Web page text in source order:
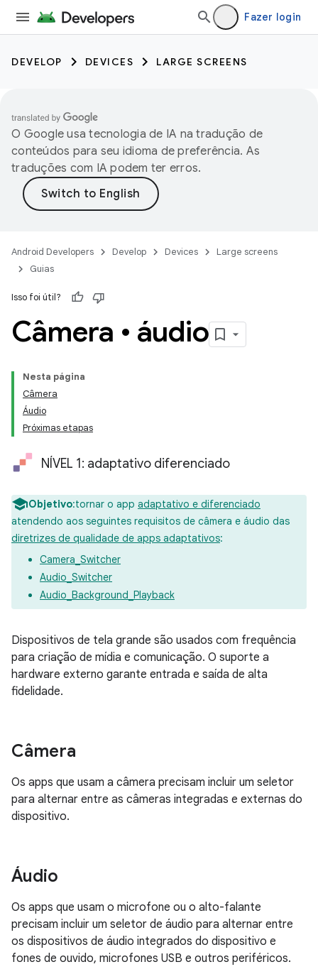
Fazer login
DEVELOP DEVICES LARGE SCREENS
O Google usa tecnologia de IA na tradução de
conteúdos para seu idioma de preferência. As
traduções com IA podem ter erros.
Android Developers Develop Devices
Large screens
Guias
Isso foi útil?
Câmera • áudio
Nesta página
Câmera
Áudio
Próximas etapas
NÍVEL 1: adaptativo diferenciado
Objetivo:tornar o app adaptativo e diferenciado
atendendo aos seguintes requisitos de câmera e áudio das
diretrizes de qualidade de apps adaptativos:
Camera_Switcher
Audio_Switcher
Audio_Background_Playback
Dispositivos de tela grande são usados com frequência
para criação de mídia e comunicação. O suporte a
hardware externo garante entrada e saída de alta
fidelidade.
Câmera
Os apps que usam a câmera precisam incluir um seletor
para alternar entre as câmeras integradas e externas do
dispositivo.
Áudio
Os apps que usam o microfone ou o alto-falante
precisam incluir um seletor de áudio para alternar entre
os dispositivos de áudio integrados do dispositivo e
fones de ouvido, microfones USB e outros periféricos.